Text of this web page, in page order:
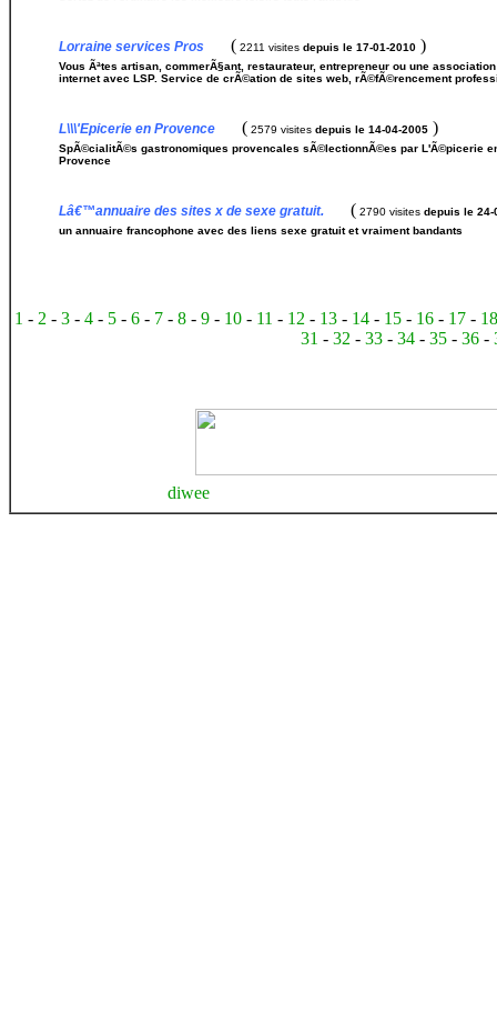
Lorraine services Pros ( 2211 visites depuis le 17-01-2010 )
Vous Ãªtes artisan, commerÃ§ant, restaurateur, entrepreneur ou une
internet avec LSP. Service de crÃ©ation de sites web, rÃ©fÃ©rencement
L\\\'Epicerie en Provence ( 2579 visites depuis le 14-04-2005 )
SpÃ©cialitÃ©s gastronomiques provencales sÃ©lectionnÃ©es par L'Ã©picerie
Provence
Lâ€™annuaire des sites x de sexe gratuit. ( 2790 visites depuis le 24-
un annuaire francophone avec des liens sexe gratuit et vraiment bandants
1 - 2 -3 -4 - 5 -6 - 7 -8 -9 - 10 - 11 - 12 - 13 - 14 - 15 - 16 - 17 -
31 -32 -33 -34 -35 -36 -
diwee